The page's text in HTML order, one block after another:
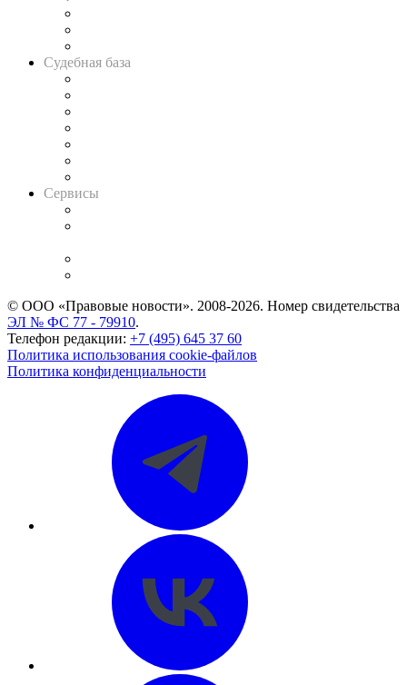
Судебная база
Сервисы
© ООО «Правовые новости». 2008-2026. Номер свидетельства
ЭЛ № ФС 77 - 79910.
Телефон редакции: +7 (495) 645 37 60
Политика использования cookie-файлов
Политика конфиденциальности